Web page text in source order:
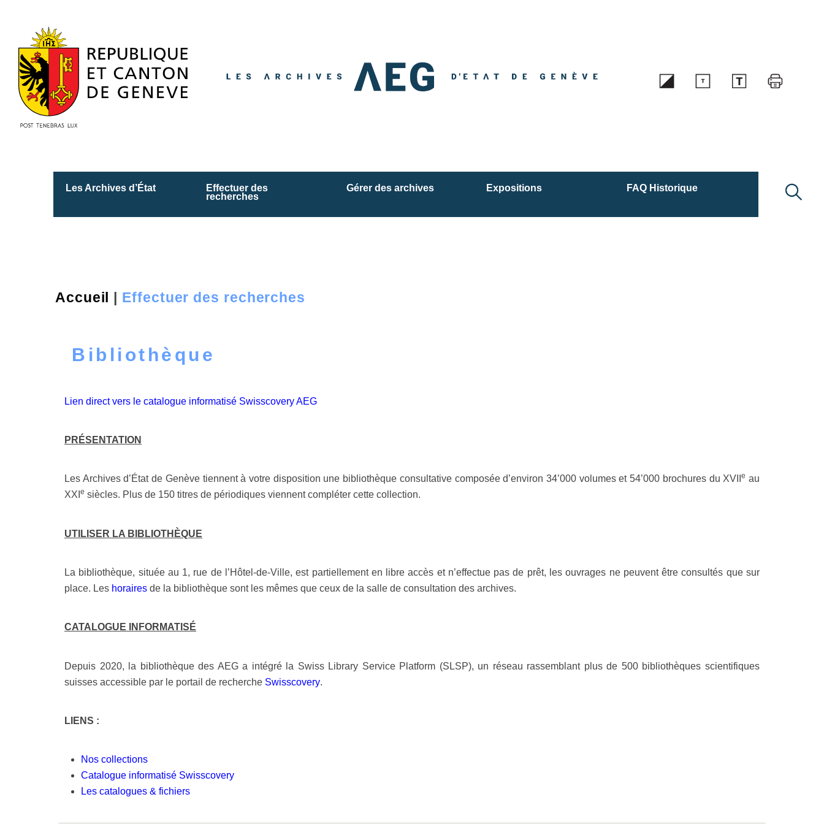
contenu
principal
Les Archives d’État
Effectuer des
recherches
Gérer des archives Expositions FAQ Historique
Accueil Effectuer des recherches
Bibliothèque
Lien direct vers le catalogue informatisé Swisscovery AEG
PRÉSENTATION
Les Archives d’État de Genève tiennent à votre disposition une bibliothèque consultative composée d’environ 34’000 volumes et 54’000 brochures du XVIIe au
XXI e siècles. Plus de 150 titres de périodiques viennent compléter cette collection.
UTILISER LA BIBLIOTHÈQUE
La bibliothèque, située au 1, rue de l’Hôtel-de-Ville, est partiellement en libre accès et n’effectue pas de prêt, les ouvrages ne peuvent être consultés que sur
place. Les horaires de la bibliothèque sont les mêmes que ceux de la salle de consultation des archives.
CATALOGUE INFORMATISÉ
Depuis 2020, la bibliothèque des AEG a intégré la Swiss Library Service Platform (SLSP), un réseau rassemblant plus de 500 bibliothèques scientifiques
suisses accessible par le portail de recherche Swisscovery.
LIENS :
Nos collections
Catalogue informatisé Swisscovery
Les catalogues & fichiers